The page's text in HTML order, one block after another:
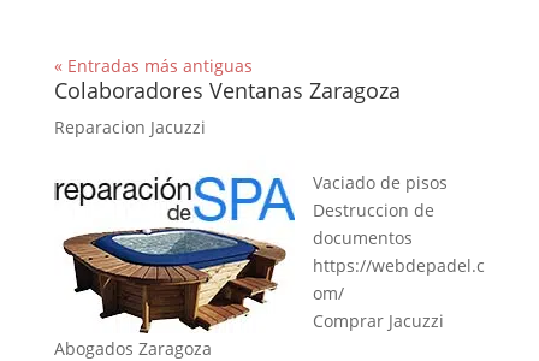
« Entradas más antiguas
Colaboradores Ventanas Zaragoza
Reparacion Jacuzzi
Vaciado de pisos
Destruccion de
documentos
https://webdepadel.c
om/
Comprar Jacuzzi
Abogados Zaragoza